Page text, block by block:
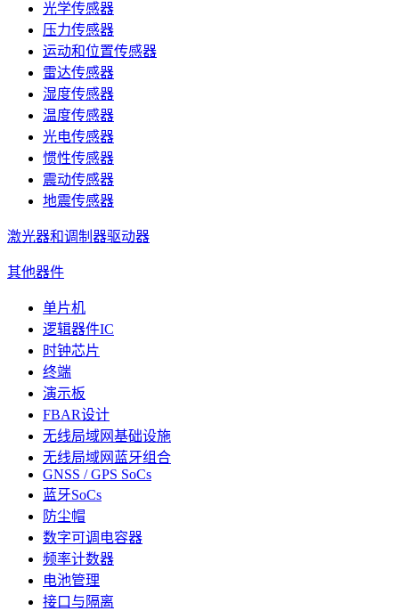
光学传感器
压力传感器
运动和位置传感器
雷达传感器
湿度传感器
温度传感器
光电传感器
惯性传感器
震动传感器
地震传感器
激光器和调制器驱动器
其他器件
单片机
逻辑器件IC
时钟芯片
终端
演示板
FBAR设计
无线局域网基础设施
无线局域网蓝牙组合
GNSS / GPS SoCs
蓝牙SoCs
防尘帽
数字可调电容器
频率计数器
电池管理
接口与隔离